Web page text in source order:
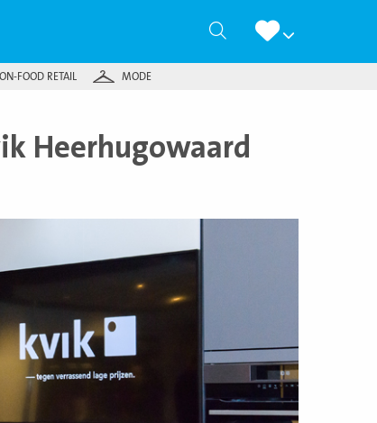
Zoeken
FOOD RETAIL MODE
Heerhugowaard